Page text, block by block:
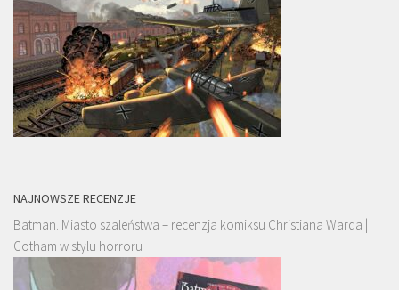
NAJNOWSZE RECENZJE
Batman. Miasto szaleństwa – recenzja komiksu Christiana Warda |
Gotham w stylu horroru